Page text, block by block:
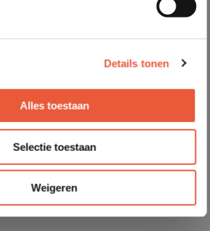
Details tonen
Alles toestaan
Selectie toestaan
Weigeren